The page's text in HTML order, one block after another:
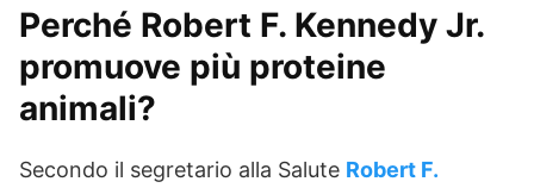
Perché Robert F. Kennedy Jr.
promuove più proteine
animali?
Secondo il segretario alla Salute Robert F.